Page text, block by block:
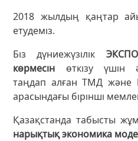
2018 жылдың қаңтар
етудеміз.
Біз дүниежүзілік
көрмесін өткізу үшін
таңдап алған ТМД және
арасындағы бірінші
Қазақстанда табысты
нарықтық экономика